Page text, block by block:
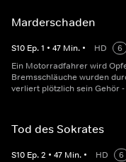
Marderschaden
S10 Ep.1 • 47 Min. • HD
6
Ein Motorradfahrer wird
Bremsschläuche wurden
verliert plötzlich sein Gehör
Tod des Sokrates
S10 Ep.2 • 47 Min. • HD
6